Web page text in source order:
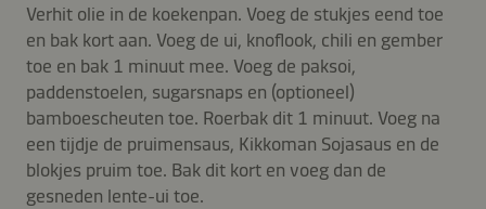
Verhit olie in de koekenpan. Voeg de stukjes eend toe
en bak kort aan. Voeg de ui, knoflook, chili en gember
toe en bak 1 minuut mee. Voeg de paksoi,
paddenstoelen, sugarsnaps en (optioneel)
bamboescheuten toe. Roerbak dit 1 minuut. Voeg na
een tijdje de pruimensaus, Kikkoman Sojasaus en de
blokjes pruim toe. Bak dit kort en voeg dan de
gesneden lente-ui toe.